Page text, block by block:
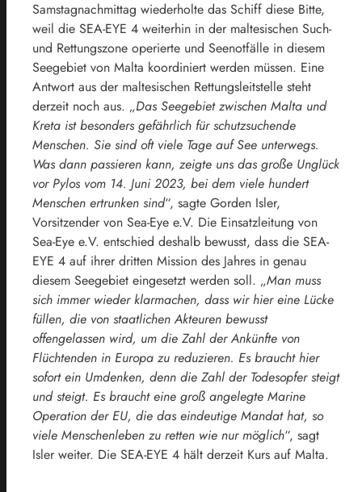
Samstagnachmittag wiederholte das Schiff diese Bitte,
weil die SEA-EYE 4 weiterhin in der maltesischen Such-
und Rettungszone operierte und Seenotfälle in diesem
Seegebiet von Malta koordiniert werden müssen. Eine
Antwort aus der maltesischen Rettungsleitstelle steht
derzeit noch aus. „Das Seegebiet zwischen Malta und
Kreta ist besonders gefährlich für schutzsuchende
Menschen. Sie sind oft viele Tage auf See unterwegs.
Was dann passieren kann, zeigte uns das große Unglück
vor Pylos vom 14. Juni 2023, bei dem viele hundert
Menschen ertrunken sind“, sagte Gorden Isler,
Vorsitzender von Sea-Eye e.V. Die Einsatzleitung von
Sea-Eye e.V. entschied deshalb bewusst, dass die SEA-
EYE 4 auf ihrer dritten Mission des Jahres in genau
diesem Seegebiet eingesetzt werden soll. „Man muss
sich immer wieder klarmachen, dass wir hier eine Lücke
füllen, die von staatlichen Akteuren bewusst
offengelassen wird, um die Zahl der Ankünfte von
Flüchtenden in Europa zu reduzieren. Es braucht hier
sofort ein Umdenken, denn die Zahl der Todesopfer steigt
und steigt. Es braucht eine groß angelegte Marine
Operation der EU, die das eindeutige Mandat hat, so
viele Menschenleben zu retten wie nur möglich“, sagt
Isler weiter. Die SEA-EYE 4 hält derzeit Kurs auf Malta.